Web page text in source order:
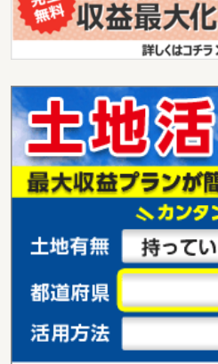
用途地域 無指定
土地面積 9999m²
価 格
1,250万円
住 所
沖縄県宜
用途地域 無指定
土地面積 139m²
沖縄県宜野湾市字普天間
価 格
1,250万円
住 所
沖縄県宜
用途地域 無指定
沖縄県宜野湾市字普天間